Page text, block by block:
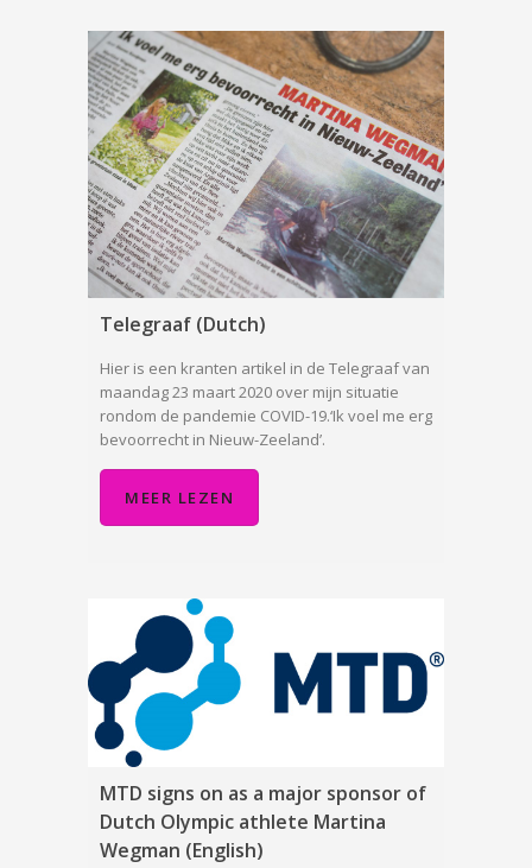
Telegraaf (Dutch)
Hier is een kranten artikel in de Telegraaf van
maandag 23 maart 2020 over mijn situatie
rondom de pandemie COVID-19.‘Ik voel me erg
bevoorrecht in Nieuw-Zeeland’.
MEER LEZEN
MTD signs on as a major sponsor of
Dutch Olympic athlete Martina
Wegman (English)